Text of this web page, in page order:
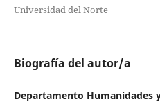
Universidad del Norte
Biografía del autor/a
Departamento Humanidades